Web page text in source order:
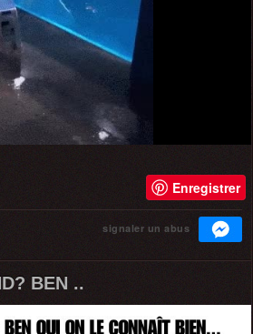
Video
Enregistrer
signaler un abus
BEN ..